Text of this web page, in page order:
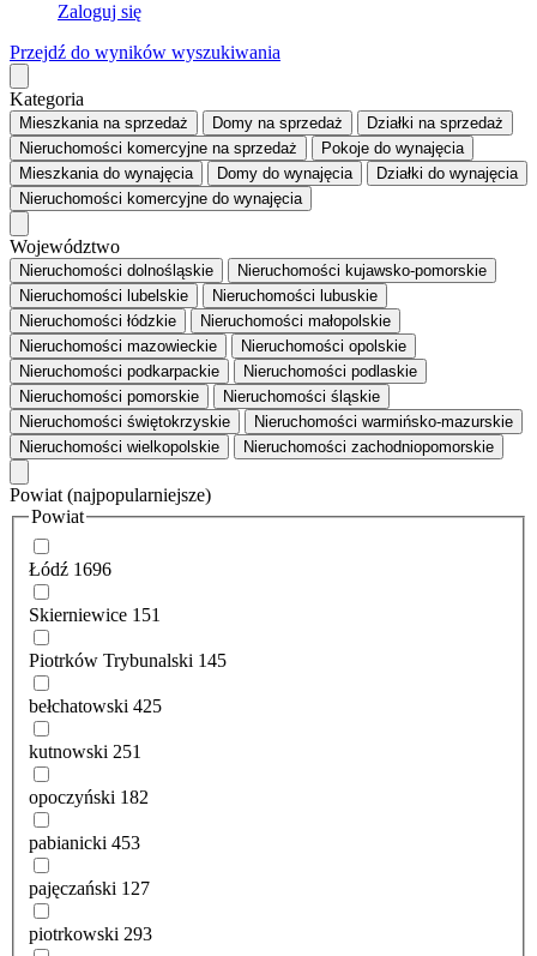
Zaloguj się
Przejdź do wyników wyszukiwania
Kategoria
Mieszkaniana sprzedaż Domy na sprzedaż Działki na sprzedaż
Nieruchomości komercyjne na sprzedaż Pokoje do wynajęcia
Mieszkaniado wynajęcia Domy do wynajęcia Działki do wynajęcia
Nieruchomości komercyjne do wynajęcia
Województwo
Nieruchomości dolnośląskie
Nieruchomości kujawsko-pomorskie
Nieruchomości lubelskie
Nieruchomości lubuskie
Nieruchomości łódzkie
Nieruchomości małopolskie
Nieruchomości mazowieckie
Nieruchomości opolskie
Nieruchomości podkarpackie
Nieruchomości podlaskie
Nieruchomości pomorskie
Nieruchomości śląskie
Nieruchomości świętokrzyskie
Nieruchomości warmińsko-mazurskie
Nieruchomości wielkopolskie
Nieruchomości zachodniopomorskie
Powiat (najpopularniejsze)
Powiat
Łódź 1696
Skierniewice 151
Piotrków Trybunalski 145
bełchatowski 425
kutnowski 251
opoczyński 182
pabianicki 453
pajęczański 127
piotrkowski 293